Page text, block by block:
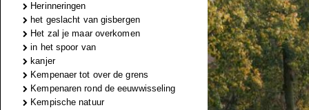
Herinneringen
het geslacht van gisbergen
Het zal je maar overkomen
in het spoor van
kanjer
Kempenaer tot over de grens
Kempenaren rond de eeuwwisseling
Kempische natuur